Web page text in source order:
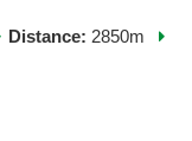
Distance: 2850m